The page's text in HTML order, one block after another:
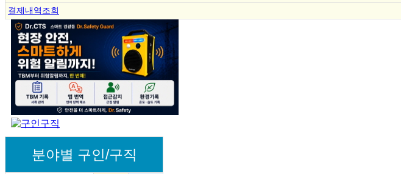
결제내역조회
분야별 구인/구직